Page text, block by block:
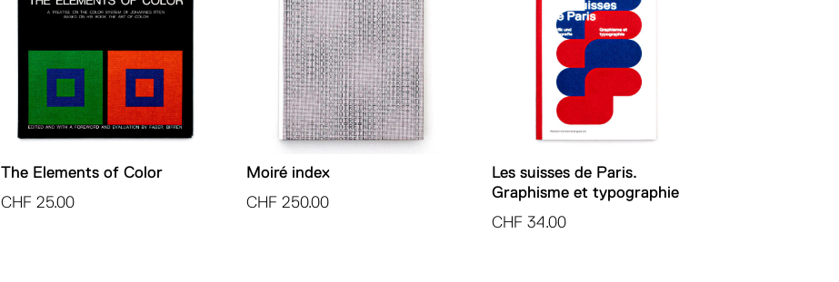
:
The Elements of Color
CHF 25.00
Moiré index
CHF 250.00
Les suisses de Paris.
Graphisme et typographie
CHF 34.00